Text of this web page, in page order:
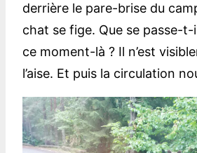
derrière le pare-brise du
chat se fige. Que se passe-
ce moment-là ? Il n’est
l’aise. Et puis la circulation